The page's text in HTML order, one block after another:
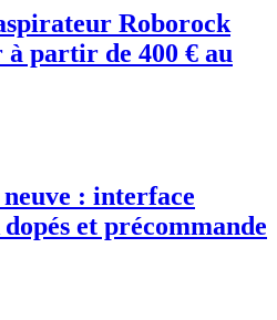
Roborock
partir de 400 € au
: interface
et précommande